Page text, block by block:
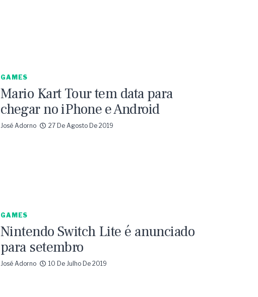
GAMES
Mario Kart Tour tem data para
chegar no iPhone e Android
José Adorno 27 De Agosto De 2019
GAMES
Nintendo Switch Lite é anunciado
para setembro
José Adorno 10 De Julho De 2019